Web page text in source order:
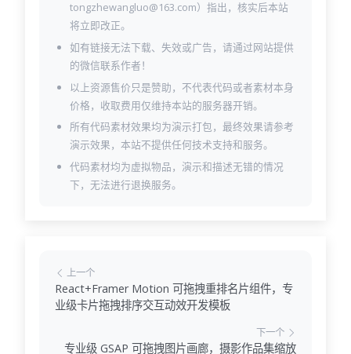
tongzhewangluo@163.com）指出，核实后本站
将立即改正。
如有链接无法下载、失效或广告，请通过网站提供
的微信联系作者！
以上资源售价只是赞助，不代表代码或者素材本身
价格，收取费用仅维持本站的服务器开销。
所有代码素材效果均为演示打包，最终效果请参考
演示效果，本站不提供任何技术支持和服务。
代码素材均为虚拟物品，演示和描述无错的情况
下，无法进行退换服务。
上一个
React+Framer Motion 可拖拽重排名片组件，专
业级卡片拖拽排序交互动效开发模板
下一个
专业级 GSAP 可拖拽图片画廊，摄影作品集缩放